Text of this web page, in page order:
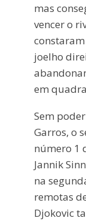
mas
vencer o
joelho
em
Sem
Garros, o
número 1
Jannik
na
remotas
Djokovic